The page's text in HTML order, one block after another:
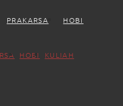
PRAKARSA
HOBI
HOBI KULIAH